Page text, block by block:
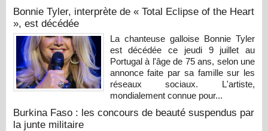
Bonnie Tyler, interprète de « Total Eclipse of the Heart
», est décédée
La chanteuse galloise Bonnie Tyler
est décédée ce jeudi 9 juillet au
Portugal à l'âge de 75 ans, selon une
annonce faite par sa famille sur les
réseaux sociaux. L'artiste,
mondialement connue pour...
Burkina Faso : les concours de beauté suspendus par
la junte militaire